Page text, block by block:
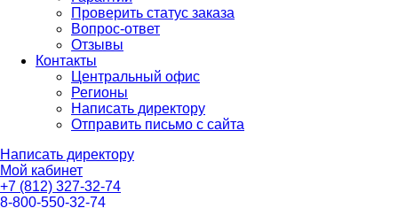
Проверить статус заказа
Вопрос-ответ
Отзывы
Контакты
Центральный офис
Регионы
Написать директору
Отправить письмо с сайта
Написать директору
Мой кабинет
+7 (812) 327-32-74
8-800-550-32-74